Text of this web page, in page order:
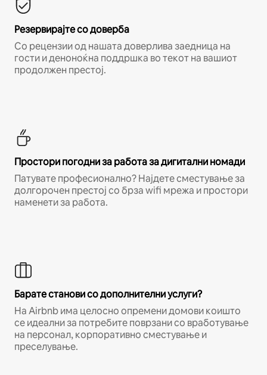
Резервирајте со доверба
Со рецензии од нашата доверлива заедница на
гости и деноноќна поддршка во текот на вашиот
продолжен престој.
Простори погодни за работа за дигитални номади
Патувате професионално? Најдете сместување за
долгорочен престој со брза wifi мрежа и простори
наменети за работа.
Барате станови со дополнителни услуги?
На Airbnb има целосно опремени домови коишто
се идеални за потребите поврзани со вработување
на персонал, корпоративно сместување и
преселување.